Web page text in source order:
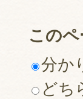
この
分か
どち